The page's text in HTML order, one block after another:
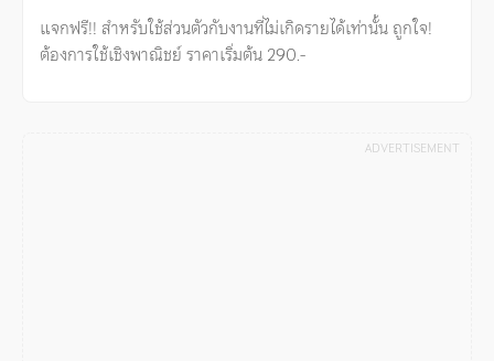
แจกฟรี!! สำหรับใช้ส่วนตัวกับงานที่ไม่เกิดรายได้เท่านั้น ถูกใจ!
ต้องการใช้เชิงพาณิชย์ ราคาเริ่มต้น 290.-